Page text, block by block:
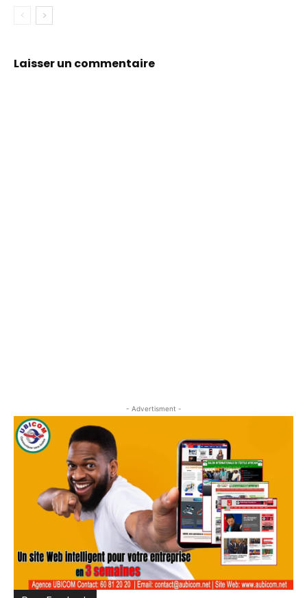
Laisser un commentaire
- Advertisment -